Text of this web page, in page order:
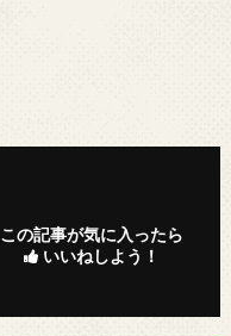
この記事が気に入ったら
いいねしよう！